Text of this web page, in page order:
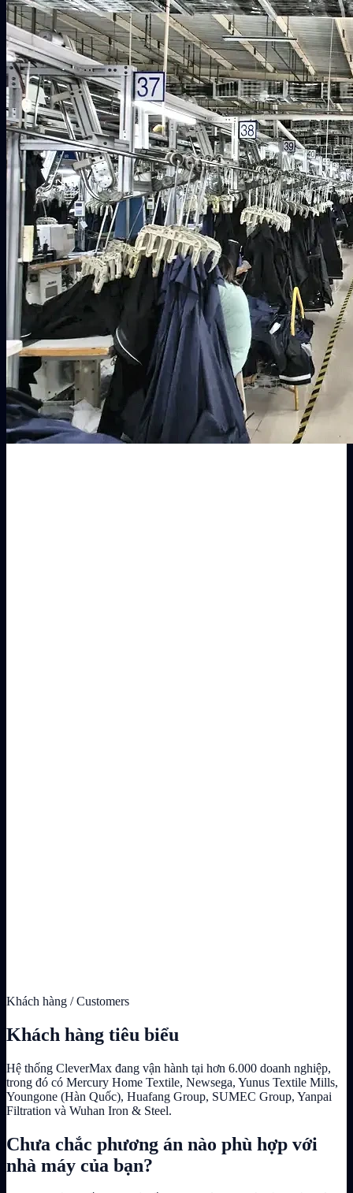
Khách hàng / Customers
Khách hàng tiêu biểu
Hệ thống CleverMax đang vận hành tại hơn 6.000 doanh nghiệp,
trong đó có Mercury Home Textile, Newsega, Yunus Textile Mills,
Youngone (Hàn Quốc), Huafang Group, SUMEC Group, Yanpai
Filtration và Wuhan Iron & Steel.
Chưa chắc phương án nào phù hợp với
nhà máy của bạn?